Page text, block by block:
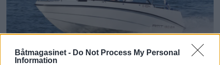
Båtmagasinet - Do Not Process My Personal
Information
PLUS